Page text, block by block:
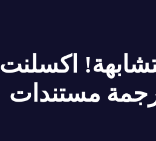
اكسلنت
مستندات